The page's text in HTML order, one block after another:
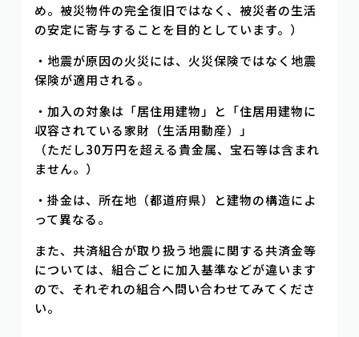
め。被災物件の完全復旧ではなく、被災者の生活
の安定に寄与することを目的としています。）
・地震が原因の火災には、火災保険ではなく地震
保険が適用される。
・加入の対象は「居住用建物」と「住居用建物に
収容されている家財（生活用動産）」
（ただし30万円を超える貴金属、宝石等は含まれ
ません。）
・掛金は、所在地（都道府県）と建物の構造によ
って異なる。
また、共済組合が取り扱う地震に関する共済金等
については、組合ごとに加入基準などが違います
ので、それぞれの組合へ問い合わせてみてくださ
い。